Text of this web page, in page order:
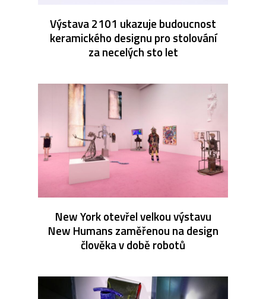
Výstava 2101 ukazuje budoucnost
keramického designu pro stolování
za necelých sto let
New York otevřel velkou výstavu
New Humans zaměřenou na design
člověka v době robotů